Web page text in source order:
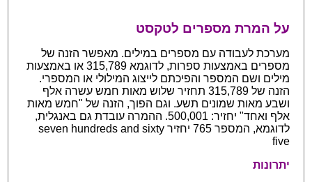
על המרת מספרים לטקסט
מערכת לעבודה עם מספרים במילים. מאפשר הזנה של
מספרים באמצעות ספרות, לדוגמא 315,789 או באמצעות
מילים ושם המספר והפיכתם לייצוג המילולי או המספרי.
הזנה של 315,789 תחזיר שלוש מאות חמש עשרה אלף
ושבע מאות שמונים תשע. וגם הפוך, הזנה של "חמש מאות
אלף ואחד" יחזיר: 500,001. ההמרה עובדת גם באנגלית,
לדוגמא, המספר 765 יחזיר seven hundreds and sixty
five
יתרונות